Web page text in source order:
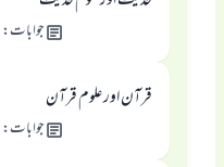
جوابات:
قرآن اور علوم قرآن
جوابات: